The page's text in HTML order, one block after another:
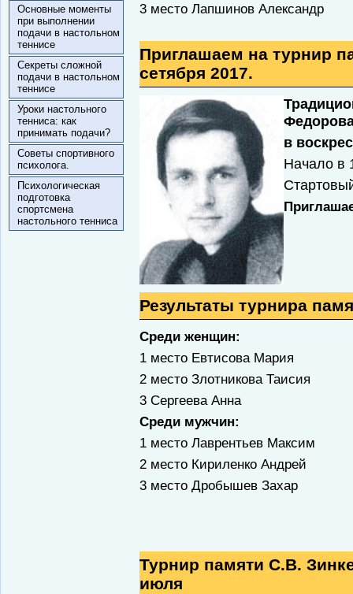
Основные моменты
при выполнении
подачи в настольном
теннисе
Секреты сложной
подачи в настольном
теннисе
Уроки настольного
тенниса: как
принимать подачи?
Советы спортивного
психолога.
Психологическая
подготовка
спортсмена
настольного тенниса
3 место Лапшинов Александр
Приглашаем на турнир
сетября 2017.
в
Начало в
Результаты турнира
Среди женщин:
1 место Евтисова Мария
2 место Злотникова Таисия
3 Сергеева Анна
Среди мужчин:
1 место Лаврентьев Максим
2 место Кириленко Андрей
3 место Дробышев Захар
Турнир памяти С.В.
июля